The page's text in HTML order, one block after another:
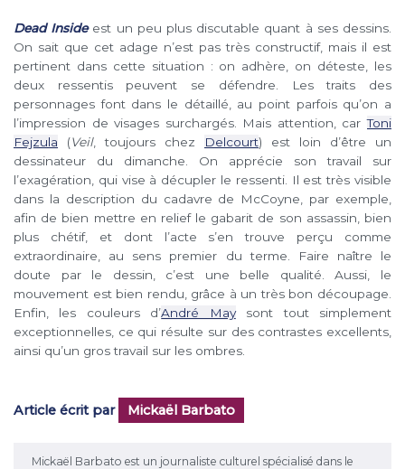
Dead Insideest un peu plus discutable quant à ses dessins.
On sait que cet adage n’est pas très constructif, mais il est
pertinent dans cette situation : on adhère, on déteste, les
deux ressentis peuvent se défendre. Les traits des
personnages font dans le détaillé, au point parfois qu’on a
l’impression de visages surchargés. Mais attention, carToni
Fejzula (Veil, toujours chez Delcourt) est loin d’être un
dessinateur du dimanche. On apprécie son travail sur
l’exagération, qui vise à décupler le ressenti. Il est très visible
dans la description du cadavre de McCoyne, par exemple,
afin de bien mettre en relief le gabarit de son assassin, bien
plus chétif, et dont l’acte s’en trouve perçu comme
extraordinaire, au sens premier du terme. Faire naître le
doute par le dessin, c’est une belle qualité. Aussi, le
mouvement est bien rendu, grâce à un très bon découpage.
Enfin, les couleurs d’André Maysont tout simplement
exceptionnelles, ce qui résulte sur des contrastes excellents,
ainsi qu’un gros travail sur les ombres.
Article écrit par Mickaël Barbato
Mickaël Barbato est un journaliste culturel spécialisé dans le